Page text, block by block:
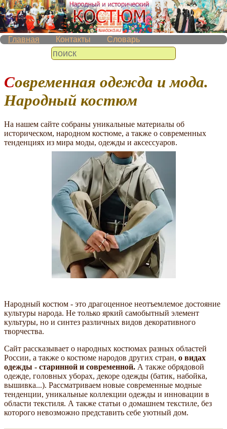
Главная Контакты Словарь
Современная одежда и мода.
Народный костюм
На нашем сайте собраны уникальные материалы об
историческом, народном костюме, а также о современных
тенденциях из мира моды, одежды и аксессуаров.
Народный костюм - это драгоценное неотъемлемое достояние
культуры народа. Не только яркий самобытный элемент
культуры, но и синтез различных видов декоративного
творчества.
Сайт рассказывает о народных костюмах разных областей
России, а также о костюме народов других стран, о видах
одежды - старинной и современной. А также обрядовой
одежде, головных уборах, декоре одежды (батик, набойка,
вышивка...). Рассматриваем новые современные модные
тенденции, уникальные коллекции одежды и инновации в
области текстиля. А также статьи о домашнем текстиле, без
которого невозможно представить себе уютный дом.